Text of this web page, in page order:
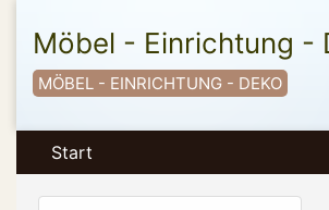
Möbel - Einrichtung -
MÖBEL - EINRICHTUNG - DEKO
Start